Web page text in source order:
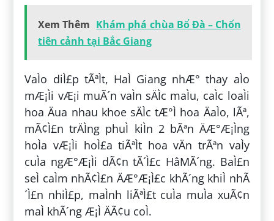
Xem Thêm Khám phá chùa Bổ Đà – Chốn
tiên cảnh tại Bắc Giang
VaÌo diÌ£p tÃªÌt, HaÌ Giang nhÆ° thay aÌo
mÆ¡Ìi vÆ¡i muÃ´n vaÌn sÄÌc maÌu, caÌc loaÌi
hoa Äua nhau khoe sÄÌc tÆ°Ì hoa ÄaÌo, lÃª,
mÃ¢Ì£n trÄÌng phuÌ kiÌn 2 bÃªn ÄÆ°Æ¡Ìng
hoÌa vÆ¡Ìi hoÌ£a tiÃªÌt hoa vÄn trÃªn vaÌy
cuÌa ngÆ°Æ¡Ìi dÃ¢n tÃ´Ì£c HâMÃ´ng. BaÌ£n
seÌ caÌm nhÃ¢Ì£n ÄÆ°Æ¡Ì£c khÃ´ng khiÌ nhÃ
´Ì£n nhiÌ£p, maÌnh liÃªÌ£t cuÌa muÌa xuÃ¢n
maÌ khÃ´ng Æ¡Ì ÄÃ¢u coÌ.